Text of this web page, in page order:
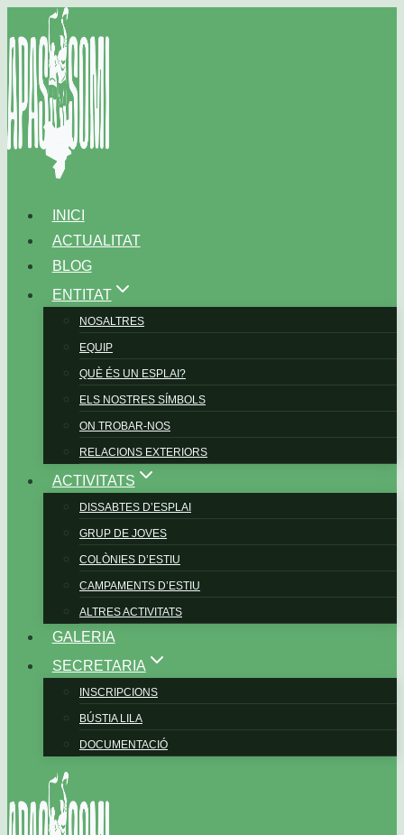
al
contingut
INICI
ACTUALITAT
BLOG
ENTITAT
NOSALTRES
EQUIP
QUÈ ÉS UN ESPLAI?
ELS NOSTRES SÍMBOLS
ON TROBAR-NOS
RELACIONS EXTERIORS
ACTIVITATS
DISSABTES D’ESPLAI
GRUP DE JOVES
COLÒNIES D’ESTIU
CAMPAMENTS D’ESTIU
ALTRES ACTIVITATS
GALERIA
SECRETARIA
INSCRIPCIONS
BÚSTIA LILA
DOCUMENTACIÓ